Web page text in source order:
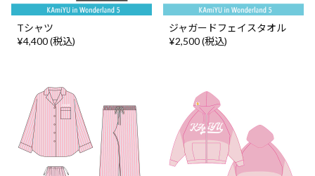
Tシャツ
¥4,400 (税込)
ジャガードフェイスタオル
¥2,500 (税込)